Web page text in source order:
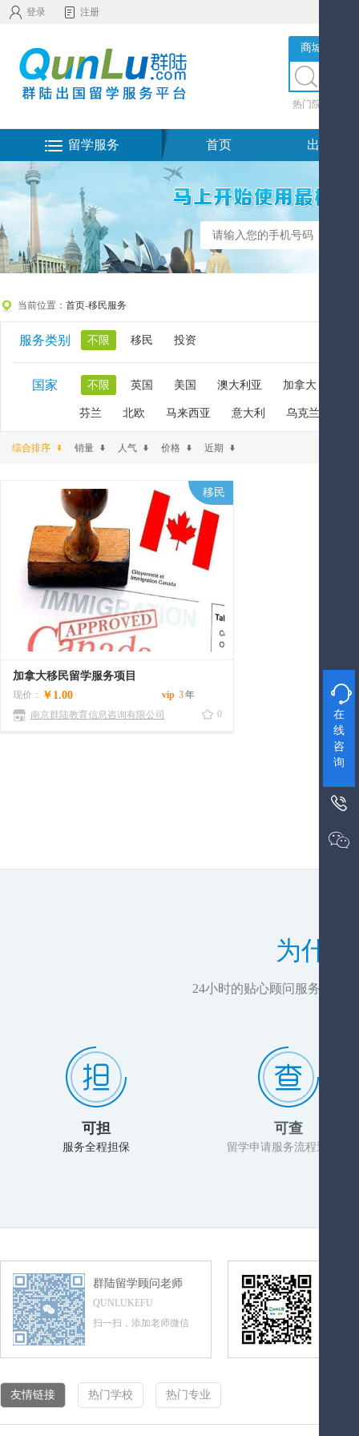
登录 注册
商城服务
热门院校
留学服务 首页 出国留学
当前位置： 首页-移民服务
服务类别 不限 移民 投资
国家 不限 英国 美国 澳大利亚 加拿大
芬兰 北欧 马来西亚 意大利 乌克兰
综合排序 销量 人气 价格 近期
移民
加拿大移民留学服务项目
现价： ￥1.00 vip 3年
南京群陆教育信息咨询有限公司
0
为什
24小时的贴心顾问服务，推
可担
服务全程担保
可查
留学申请服务流程透明化
群陆留学顾问老师
QUNLUKEFU
扫一扫，添加老师微信
友情链接 热门学校 热门专业

在
线
咨
询

